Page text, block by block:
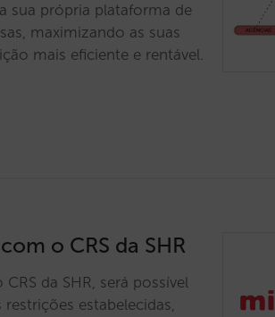
sua própria plataforma de
maximizando as suas
mais eficiente e rentável.
o CRS da SHR
da SHR, será possível
estabelecidas,